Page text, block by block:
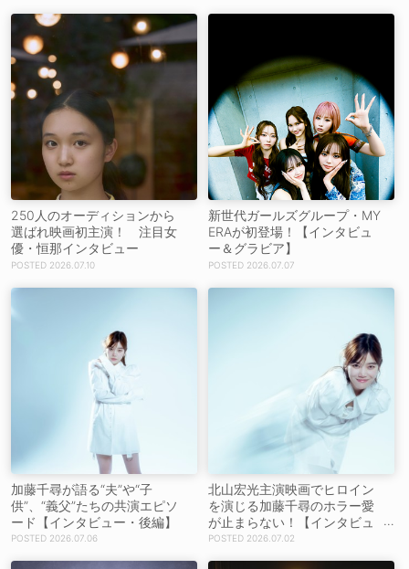
250人のオーディションから
選ばれ映画初主演！ 注目女
優・恒那インタビュー
2026.07.10
新世代ガールズグループ・MY
ERAが初登場！【インタビュ
ー＆グラビア】
2026.07.07
加藤千尋が語る“夫”や“子
供”、“義父”たちの共演エピソ
ード【インタビュー・後編】
2026.07.06
北山宏光主演映画でヒロイン
を演じる加藤千尋のホラー愛
が止まらない！【インタビュ
ー・前編】2026.07.02